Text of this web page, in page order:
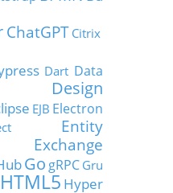
ChatGPT Citrix
Dart Data
Design
EJB Electron
Entity
Exchange
Go gRPC Gru
HTML5 Hyper